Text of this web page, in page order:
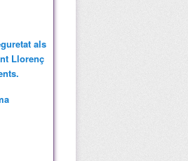
als
Llorenç